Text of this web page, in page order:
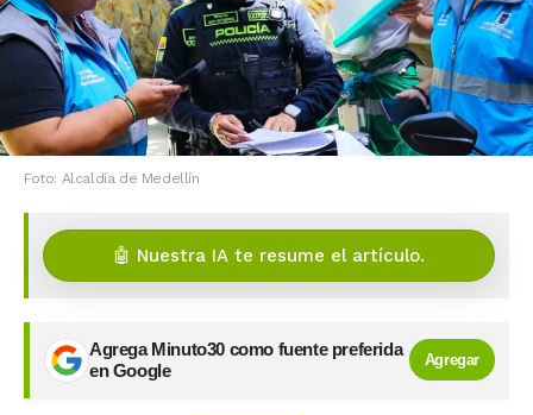
Foto: Alcaldía de Medellín
🤖 Nuestra IA te resume el artículo.
Agrega Minuto30 como fuente preferida
en Google
Agregar